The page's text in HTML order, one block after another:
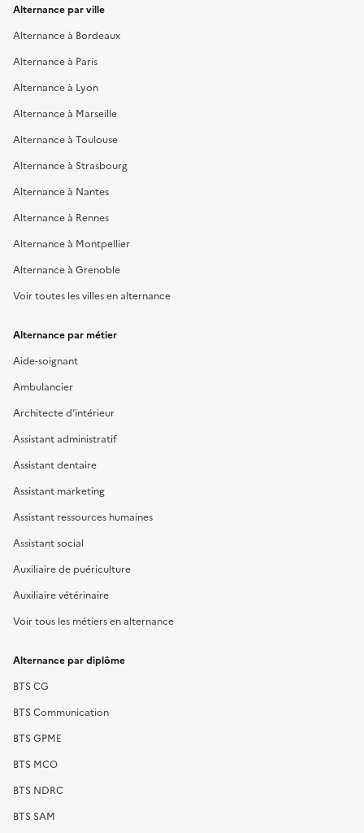
Alternance par ville
Alternance à Bordeaux
Alternance à Paris
Alternance à Lyon
Alternance à Marseille
Alternance à Toulouse
Alternance à Strasbourg
Alternance à Nantes
Alternance à Rennes
Alternance à Montpellier
Alternance à Grenoble
Voir toutes les villes en alternance
Alternance par métier
Aide-soignant
Ambulancier
Architecte d'intérieur
Assistant administratif
Assistant dentaire
Assistant marketing
Assistant ressources humaines
Assistant social
Auxiliaire de puériculture
Auxiliaire vétérinaire
Voir tous les métiers en alternance
Alternance par diplôme
BTS CG
BTS Communication
BTS GPME
BTS MCO
BTS NDRC
BTS SAM